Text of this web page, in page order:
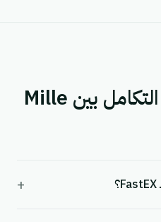
أسئلة شائعة حول التكامل بين Mille
+